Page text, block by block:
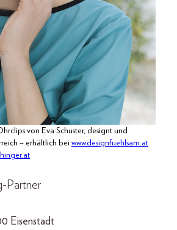
von Eva Schuster, designt und
– erhältlich bei www.designfuehlsam.at
Partner
Eisenstadt